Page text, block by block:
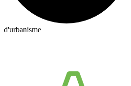
d'urbanisme